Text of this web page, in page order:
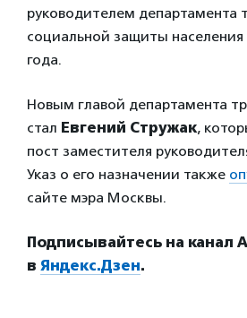
руководителем департамента
социальной защиты
года.
Новым главой департамента
стал Евгений Стружак,
пост заместителя
Указ о его назначении также
сайте мэра Москвы.
Подписывайтесь на канал
в Яндекс.Дзен.